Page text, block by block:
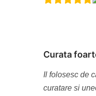
Curata
Il folosesc de
curatare si